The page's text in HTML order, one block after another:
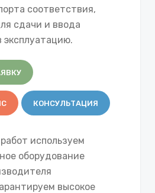
соответствия,
сдачи и ввода
эксплуатацию.
КОНСУЛЬТАЦИЯ
используем
оборудование
высокое